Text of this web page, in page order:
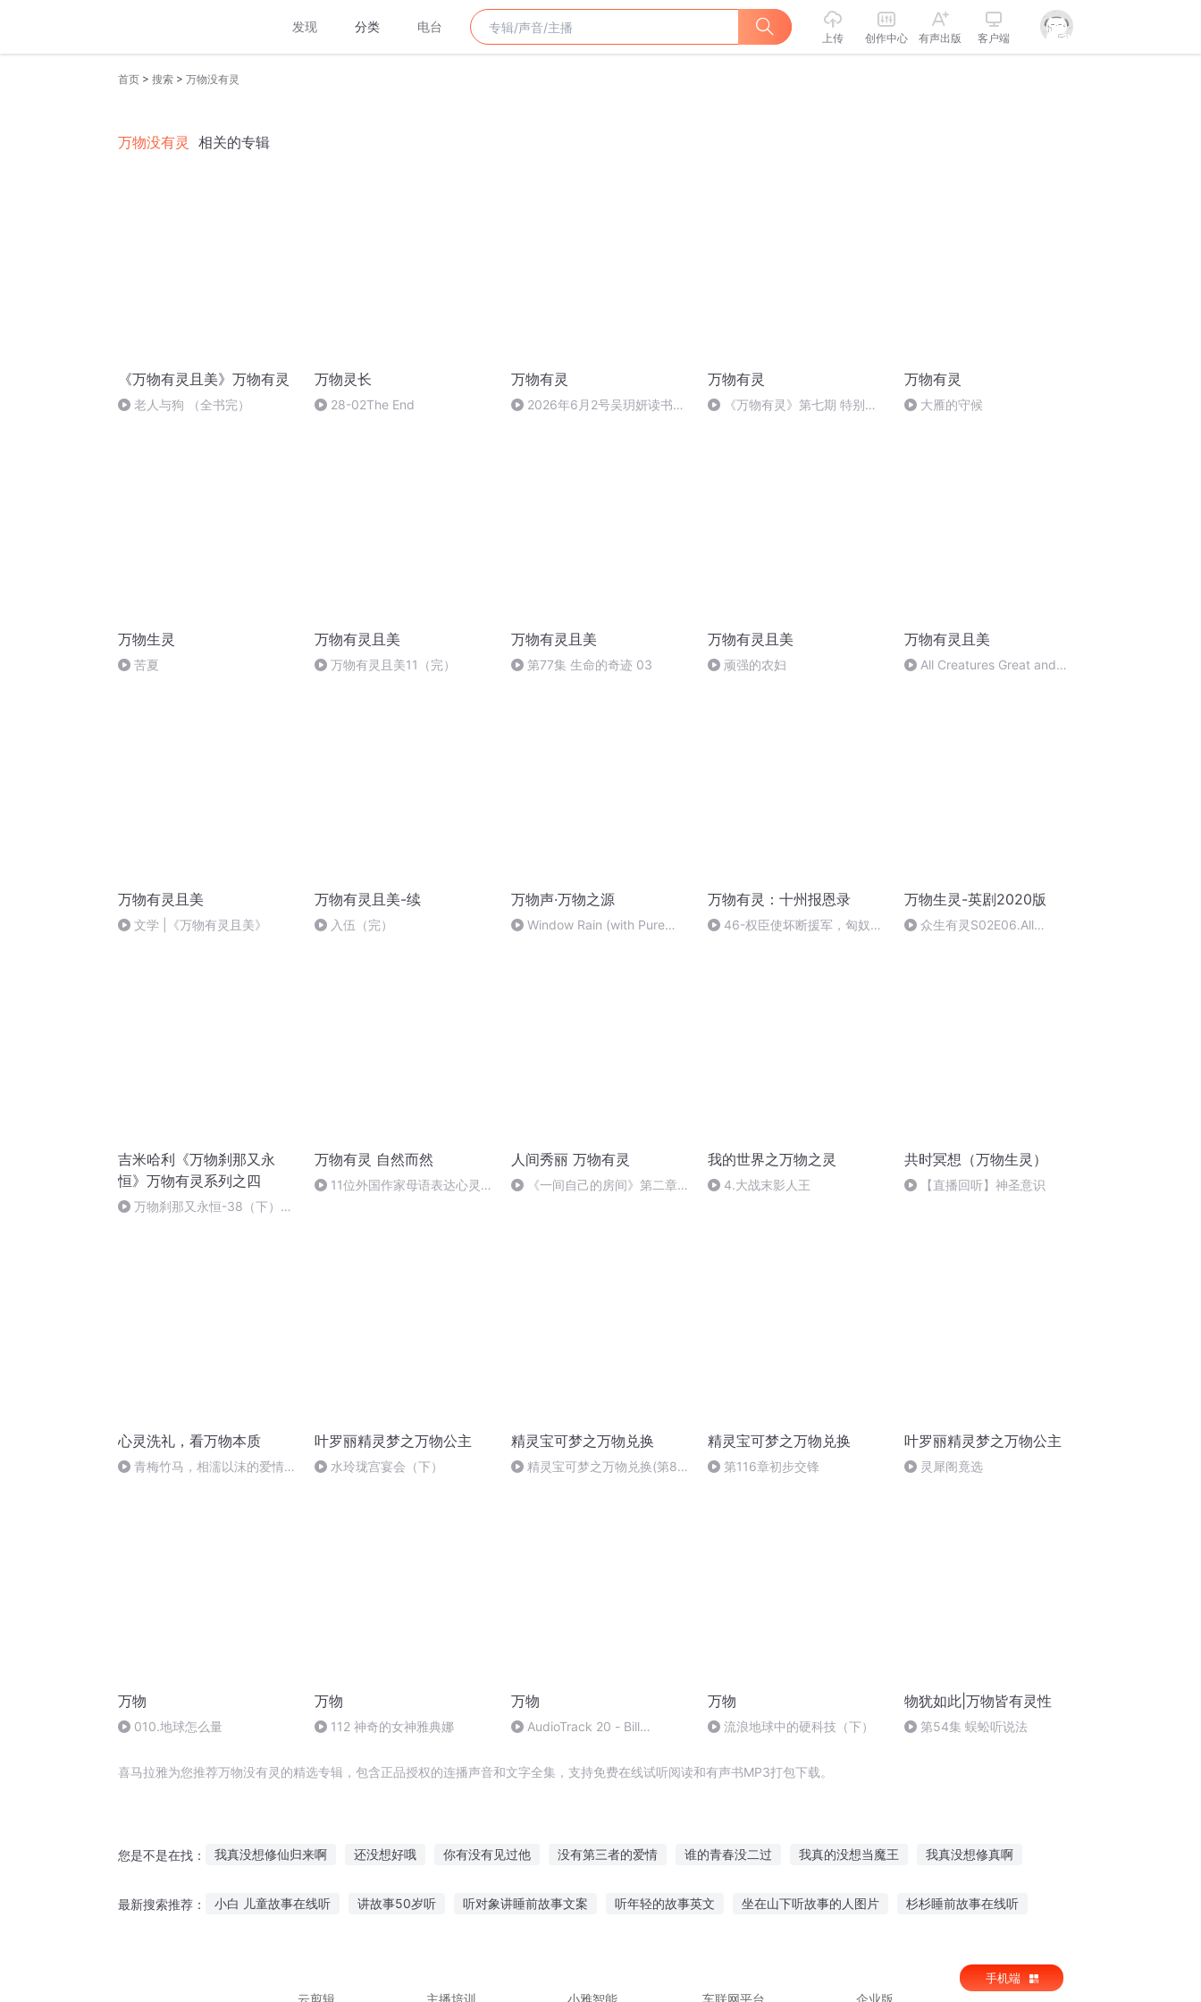
发现 分类 电台
上传 创作中心 有声出版 客户端
首页 > 搜索 > 万物没有灵
万物没有灵 相关的专辑
《万物有灵且美》万物有灵
老人与狗 （全书完）
万物灵长
28-02The End
万物有灵
2026年6月2号吴玥妍读书第
万物有灵
《万物有灵》第七期 特别篇-
万物有灵
大雁的守候
万物生灵
苦夏
万物有灵且美
万物有灵且美11（完）
万物有灵且美
第77集 生命的奇迹 03
万物有灵且美
顽强的农妇
万物有灵且美
All Creatures Great and
万物有灵且美
文学 |《万物有灵且美》
万物有灵且美-续
入伍（完）
万物声·万物之源
Window Rain (with Pure
万物有灵：十州报恩录
46-权臣使坏断援军，匈奴用
万物生灵-英剧2020版
众生有灵S02E06.All
吉米哈利《万物刹那又永
恒》万物有灵系列之四
万物刹那又永恒-38（下）虚
万物有灵 自然而然
11位外国作家母语表达心灵感
人间秀丽 万物有灵
《一间自己的房间》第二章
我的世界之万物之灵
4.大战末影人王
共时冥想（万物生灵）
【直播回听】神圣意识
心灵洗礼，看万物本质
青梅竹马，相濡以沫的爱情
叶罗丽精灵梦之万物公主
水玲珑宫宴会（下）
精灵宝可梦之万物兑换
精灵宝可梦之万物兑换(第8
精灵宝可梦之万物兑换
第116章初步交锋
叶罗丽精灵梦之万物公主
灵犀阁竟选
万物
010.地球怎么量
万物
112 神奇的女神雅典娜
万物
AudioTrack 20 - Bill
万物
流浪地球中的硬科技（下）
物犹如此|万物皆有灵性
第54集 蜈蚣听说法
喜马拉雅为您推荐万物没有灵的精选专辑，包含正品授权的连播声音和文字全集，支持免费在线试听阅读和有声书MP3打包下载。
您是不是在找： 我真没想修仙归来啊 还没想好哦 你有没有见过他 没有第三者的爱情 谁的青春没二过 我真的没想当魔王 我真没想修真啊
最新搜索推荐： 小白 儿童故事在线听 讲故事50岁听 听对象讲睡前故事文案 听年轻的故事英文 坐在山下听故事的人图片 杉杉睡前故事在线听
云剪辑
主播培训 小雅智能 车联网平台 企业版
手机端